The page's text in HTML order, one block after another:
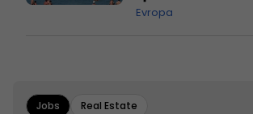
Evropa
Jobs Real Estate